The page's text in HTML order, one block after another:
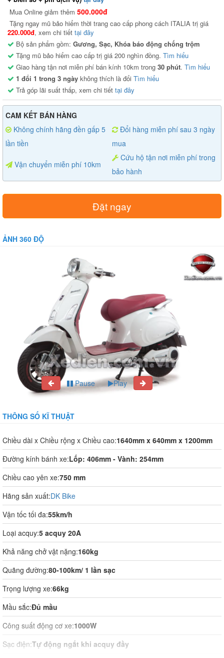
Mua Online giảm thêm 500.000đ
Tặng ngay mũ bảo hiểm thời trang cao cấp phong cách ITALIA trị giá
220.000đ, xem chi tiết tại đây
Bộ sản phẩm gồm: Gương, Sạc, Khóa báo động chống trộm
Tặng mũ bảo hiểm cao cấp trị giá 200 nghìn đồng. Tìm hiểu
Giao hàng tận nơi miễn phí bán kính 10km trong 30 phút. Tìm hiểu
1 đổi 1 trong 3 ngày không thích là đổi Tìm hiểu
Trả góp lãi suất thấp, xem chi tiết tại đây
CAM KẾT BÁN HÀNG
Không chính hãng đền gấp 5
lần tiền
Đổi hàng miễn phí sau 3 ngày
mua
Vận chuyển miễn phí 10km
Cứu hộ tận nơi miễn phí trong
bảo hành
Đặt ngay
ẢNH 360 ĐỘ
Pause Play
THÔNG SỐ KĨ THUẬT
Chiều dài x Chiều rộng x Chiều cao:1640mm x 640mm x 1200mm
Đường kính bánh xe:Lốp: 406mm - Vành: 254mm
Chiều cao yên xe:750 mm
Hãng sản xuất:DK Bike
Vận tốc tối đa:55km/h
Loại acquy:5 acquy 20A
Khả năng chở vật nặng:160kg
Quãng đường:80-100km/ 1 lần sạc
Trọng lượng xe:66kg
Mầu sắc:Đủ mầu
Công suất động cơ xe:1000W
Sạc điện:Tự động ngắt khi acquy đầy